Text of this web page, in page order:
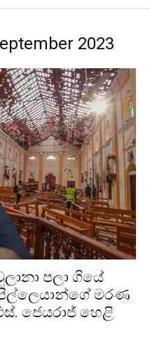
2023
පලා ගියේ
මරණ
ජෙයරාජ් හෙළි